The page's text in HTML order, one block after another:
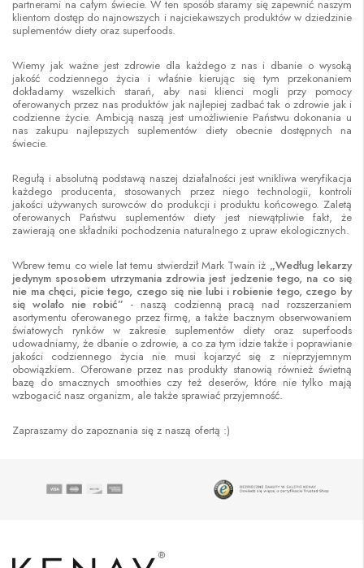
partnerami na całym świecie. W ten sposób staramy się zapewnić naszym
klientom dostęp do najnowszych i najciekawszych produktów w dziedzinie
suplementów diety oraz superfoods.
Wiemy jak ważne jest zdrowie dla każdego z nas i dbanie o wysoką
jakość codziennego życia i właśnie kierując się tym przekonaniem
dokładamy wszelkich starań, aby nasi klienci mogli przy pomocy
oferowanych przez nas produktów jak najlepiej zadbać tak o zdrowie jak i
codzienne życie. Ambicją naszą jest umożliwienie Państwu dokonania u
nas zakupu najlepszych suplementów diety obecnie dostępnych na
świecie.
Regułą i absolutną podstawą naszej działalności jest wnikliwa weryfikacja
każdego producenta, stosowanych przez niego technologii, kontroli
jakości używanych surowców do produkcji i produktu końcowego. Zaletą
oferowanych Państwu suplementów diety jest niewątpliwie fakt, że
zawierają one składniki pochodzenia naturalnego z upraw ekologicznych.
Wbrew temu co wiele lat temu stwierdził Mark Twain iż „Według lekarzy
jedynym sposobem utrzymania zdrowia jest jedzenie tego, na co się
nie ma chęci, picie tego, czego się nie lubi i robienie tego, czego by
się wolało nie robić”- naszą codzienną pracą nad rozszerzaniem
asortymentu oferowanego przez firmę, a także bacznym obserwowaniem
światowych rynków w zakresie suplementów diety oraz superfoods
udowadniamy, że dbanie o zdrowie, a co za tym idzie także i poprawianie
jakości codziennego życia nie musi kojarzyć się z nieprzyjemnym
obowiązkiem. Oferowane przez nas produkty stanowią również świetną
bazę do smacznych smoothies czy też deserów, które nie tylko mają
wzbogacić nasz organizm, ale także sprawiać przyjemność.
Zapraszamy do zapoznania się z naszą ofertą :)